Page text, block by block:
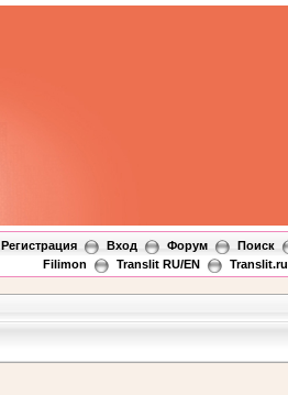
Регистрация Вход Форум Поиск
Filimon
Translit RU/EN Translit.ru